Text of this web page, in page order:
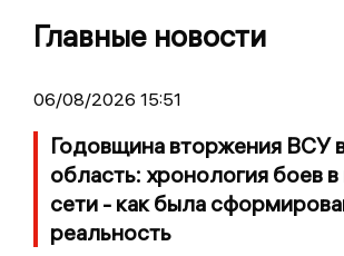
Главные новости
06/08/2026 15:51
Годовщина вторжения ВСУ
область: хронология боев в
сети - как была
реальность